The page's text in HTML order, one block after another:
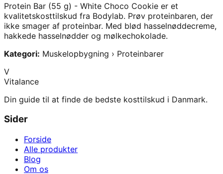
Protein Bar (55 g) - White Choco Cookie er et
kvalitetskosttilskud fra Bodylab. Prøv proteinbaren, der
ikke smager af proteinbar. Med blød hasselnøddecreme,
hakkede hasselnødder og mølkechokolade.
Kategori: Muskelopbygning › Proteinbarer
V
Vitalance
Din guide til at finde de bedste kosttilskud i Danmark.
Sider
Forside
Alle produkter
Blog
Om os